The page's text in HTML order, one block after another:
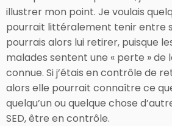
illustrer mon point. Je voulais
pourrait littéralement tenir entre
pourrais alors lui retirer, puisque
malades sentent une « perte » de
connue. Si j’étais en contrôle de
alors elle pourrait connaître ce
quelqu’un ou quelque chose
SED, être en contrôle.